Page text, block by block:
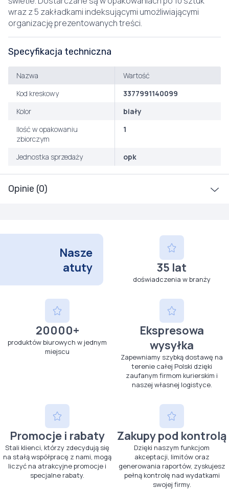
Opinie (0)
wraz z 5 zakładkami indeksującymi umożliwiającymi
organizację prezentowanych treści.
Specyfikacja techniczna
Nazwa
Wartość
Kod kreskowy
3377991140099
Kolor
biały
Ilość w opakowaniu
zbiorczym
1
Jednostka sprzedaży opk
Nasze
atuty
35 lat
doświadczenia w branży
20000+
produktów biurowych w jednym
miejscu
Ekspresowa
wysyłka
Zapewniamy szybką dostawę na
terenie całej Polski dzięki
zaufanym firmom kurierskim i
naszej własnej logistyce.
Promocje i rabaty
Stali klienci, którzy zdecydują się
na stałą współpracę z nami, mogą
liczyć na atrakcyjne promocje i
specjalne rabaty.
Zakupy pod kontrolą
Dzięki naszym funkcjom
akceptacji, limitów oraz
generowania raportów, zyskujesz
pełną kontrolę nad wydatkami
swojej firmy.